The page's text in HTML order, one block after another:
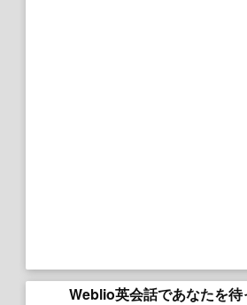
Weblio英会話であなたを待